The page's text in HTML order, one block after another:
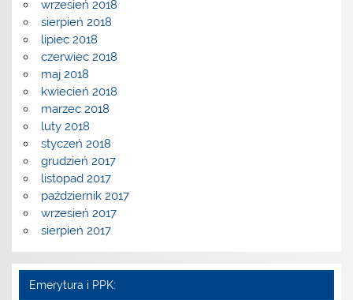
wrzesień 2018
sierpień 2018
lipiec 2018
czerwiec 2018
maj 2018
kwiecień 2018
marzec 2018
luty 2018
styczeń 2018
grudzień 2017
listopad 2017
październik 2017
wrzesień 2017
sierpień 2017
Emerytura i PPK: